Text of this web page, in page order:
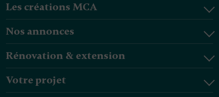
Les créations MCA
Nos annonces
Rénovation & extension
Votre projet